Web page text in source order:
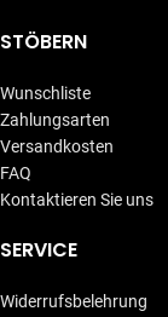
STÖBERN
Wunschliste
Zahlungsarten
Versandkosten
FAQ
Kontaktieren Sie uns
SERVICE
Widerrufsbelehrung